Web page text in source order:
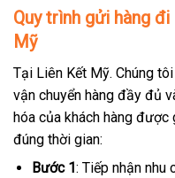
Quy trình gửi hàng
Mỹ
Tại Liên Kết Mỹ. Chúng
vận chuyển hàng đầy đủ
hóa của khách hàng
đúng thời gian:
Bước 1: Tiếp nhận nhu